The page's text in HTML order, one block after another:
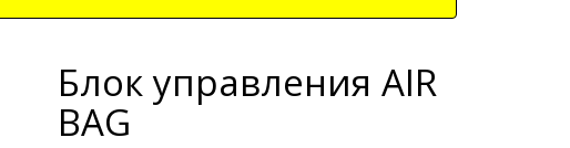
Блок управления AIR
BAG